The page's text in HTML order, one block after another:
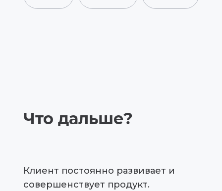
Клиент постоянно развивает и
совершенствует продукт.
Что дальше?